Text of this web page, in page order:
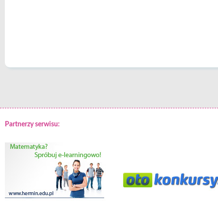
Partnerzy serwisu: